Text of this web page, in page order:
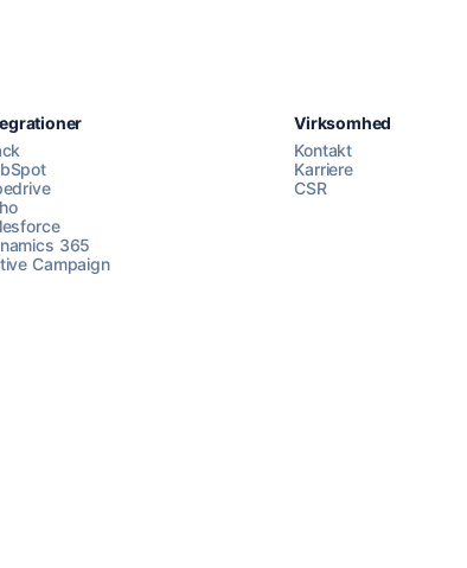
AI
365
Campaign
Virksomhed
Kontakt
Karriere
CSR